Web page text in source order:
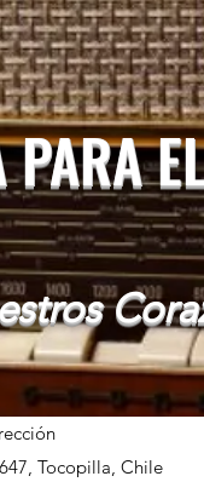
Tocopilla, Chile